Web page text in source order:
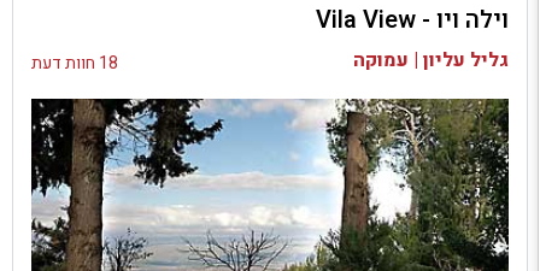
בדיקת זמינות ומחירים
וילה ויו - Vila View
גליל עליון | עמוקה 18 חוות דעת